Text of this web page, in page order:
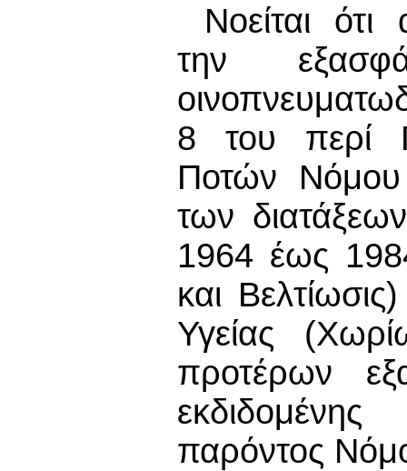
Νοείται
την
8 του περί
Ποτών Νόμου
των
1964 έως
και
Υγείας
προτέρων
παρόντος